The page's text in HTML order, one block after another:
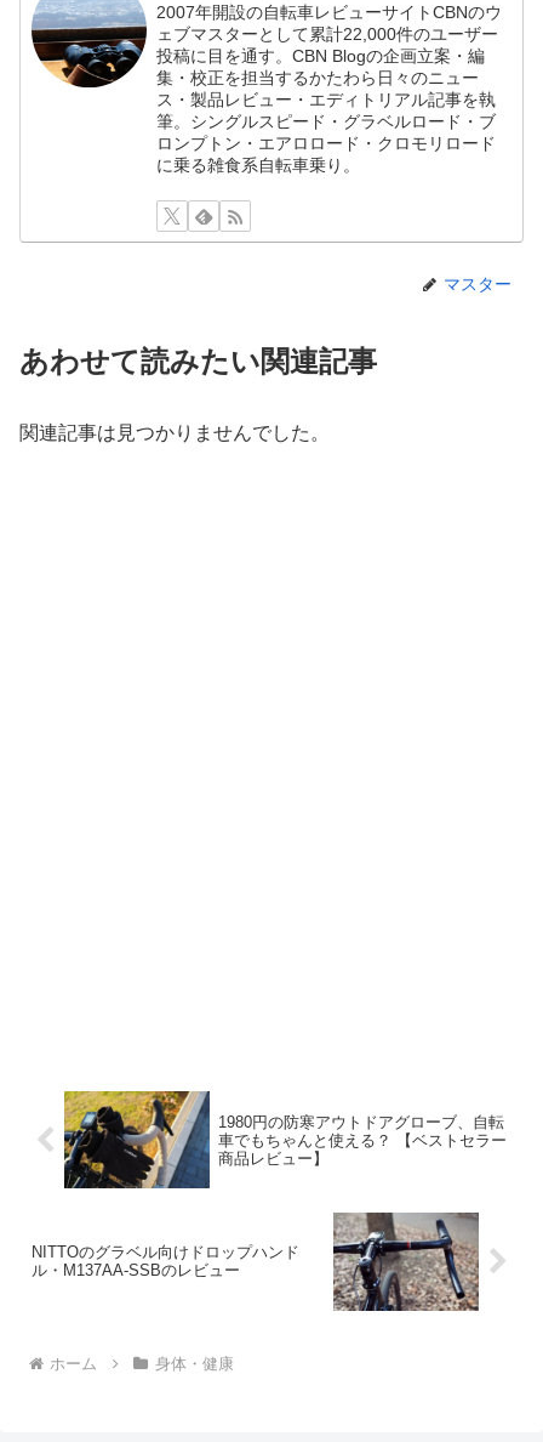
2007年開設の自転車レビューサイトCBNのウ
ェブマスターとして累計22,000件のユーザー
投稿に目を通す。CBN Blogの企画立案・編
集・校正を担当するかたわら日々のニュー
ス・製品レビュー・エディトリアル記事を執
筆。シングルスピード・グラベルロード・ブ
ロンプトン・エアロロード・クロモリロード
に乗る雑食系自転車乗り。
マスター
あわせて読みたい関連記事
関連記事は見つかりませんでした。
1980円の防寒アウトドアグローブ、自転
車でもちゃんと使える？ 【ベストセラー
商品レビュー】
NITTOのグラベル向けドロップハンド
ル・M137AA-SSBのレビュー
ホーム 身体・健康